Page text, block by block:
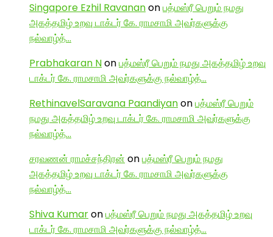
Singapore Ezhil Ravananonபத்மஸ்ரீ பெறும் நமது
அகத்தமிழ் உறவு டாக்டர் கே. ராமசாமி அவர்களுக்கு
நல்வாழ்த்…
Prabhakaran Nonபத்மஸ்ரீ பெறும் நமது அகத்தமிழ் உறவு
டாக்டர் கே. ராமசாமி அவர்களுக்கு நல்வாழ்த்…
RethinavelSaravana Paandiyanonபத்மஸ்ரீ பெறும்
நமது அகத்தமிழ் உறவு டாக்டர் கே. ராமசாமி அவர்களுக்கு
நல்வாழ்த்…
சரவணன் ராமச்சந்திரன் onபத்மஸ்ரீ பெறும் நமது
அகத்தமிழ் உறவு டாக்டர் கே. ராமசாமி அவர்களுக்கு
நல்வாழ்த்…
Shiva Kumaronபத்மஸ்ரீ பெறும் நமது அகத்தமிழ் உறவு
டாக்டர் கே. ராமசாமி அவர்களுக்கு நல்வாழ்த்…